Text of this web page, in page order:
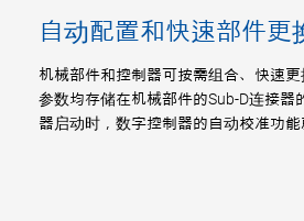
自动配置和快速部件更
机械部件和控制器可按需组合、快速
参数均存储在机械部件的Sub-D连接器
器启动时，数字控制器的自动校准功能